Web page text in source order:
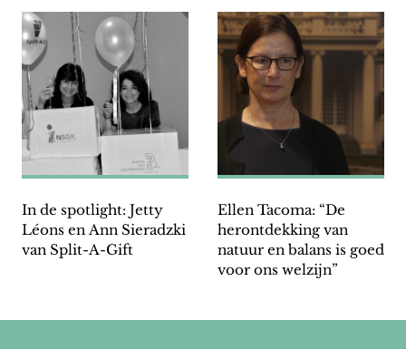
In de spotlight: Jetty
Léons en Ann Sieradzki
van Split-A-Gift
Ellen Tacoma: “De
herontdekking van
natuur en balans is goed
voor ons welzijn”